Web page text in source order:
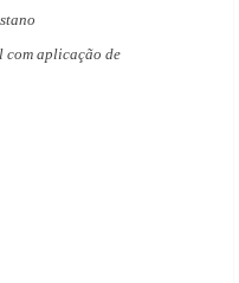
com aplicação de